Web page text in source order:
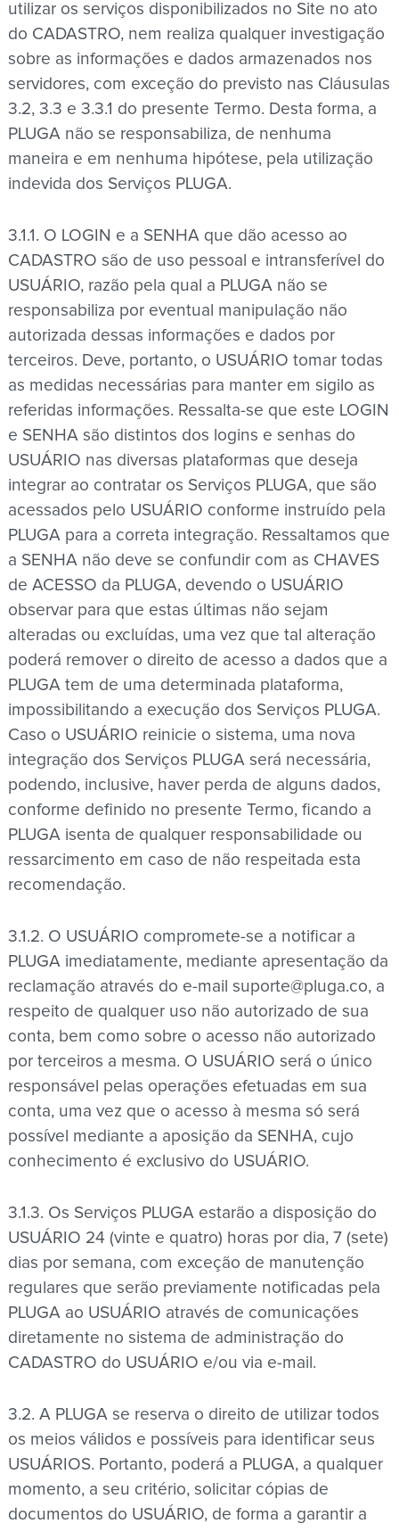
utilizar os serviços disponibilizados no Site no ato
do CADASTRO, nem realiza qualquer investigação
sobre as informações e dados armazenados nos
servidores, com exceção do previsto nas Cláusulas
3.2, 3.3 e 3.3.1 do presente Termo. Desta forma, a
PLUGA não se responsabiliza, de nenhuma
maneira e em nenhuma hipótese, pela utilização
indevida dos Serviços PLUGA.
3.1.1. O LOGIN e a SENHA que dão acesso ao
CADASTRO são de uso pessoal e intransferível do
USUÁRIO, razão pela qual a PLUGA não se
responsabiliza por eventual manipulação não
autorizada dessas informações e dados por
terceiros. Deve, portanto, o USUÁRIO tomar todas
as medidas necessárias para manter em sigilo as
referidas informações. Ressalta-se que este LOGIN
e SENHA são distintos dos logins e senhas do
USUÁRIO nas diversas plataformas que deseja
integrar ao contratar os Serviços PLUGA, que são
acessados pelo USUÁRIO conforme instruído pela
PLUGA para a correta integração. Ressaltamos que
a SENHA não deve se confundir com as CHAVES
de ACESSO da PLUGA, devendo o USUÁRIO
observar para que estas últimas não sejam
alteradas ou excluídas, uma vez que tal alteração
poderá remover o direito de acesso a dados que a
PLUGA tem de uma determinada plataforma,
impossibilitando a execução dos Serviços PLUGA.
Caso o USUÁRIO reinicie o sistema, uma nova
integração dos Serviços PLUGA será necessária,
podendo, inclusive, haver perda de alguns dados,
conforme definido no presente Termo, ficando a
PLUGA isenta de qualquer responsabilidade ou
ressarcimento em caso de não respeitada esta
recomendação.
3.1.2. O USUÁRIO compromete-se a notificar a
PLUGA imediatamente, mediante apresentação da
reclamação através do e-mail suporte@pluga.co, a
respeito de qualquer uso não autorizado de sua
conta, bem como sobre o acesso não autorizado
por terceiros a mesma. O USUÁRIO será o único
responsável pelas operações efetuadas em sua
conta, uma vez que o acesso à mesma só será
possível mediante a aposição da SENHA, cujo
conhecimento é exclusivo do USUÁRIO.
3.1.3. Os Serviços PLUGA estarão a disposição do
USUÁRIO 24 (vinte e quatro) horas por dia, 7 (sete)
dias por semana, com exceção de manutenção
regulares que serão previamente notificadas pela
PLUGA ao USUÁRIO através de comunicações
diretamente no sistema de administração do
CADASTRO do USUÁRIO e/ou via e-mail.
3.2. A PLUGA se reserva o direito de utilizar todos
os meios válidos e possíveis para identificar seus
USUÁRIOS. Portanto, poderá a PLUGA, a qualquer
momento, a seu critério, solicitar cópias de
documentos do USUÁRIO, de forma a garantir a